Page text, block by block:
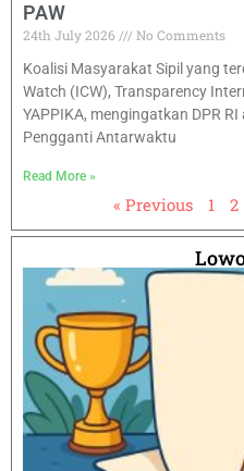
PAW
24th July 2026
No Comments
Koalisi Masyarakat Sipil yang
Watch (ICW), Transparency
YAPPIKA, mengingatkan DPR
Pengganti Antarwaktu
Read More »
« Previous 1 2